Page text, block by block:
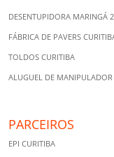
DESENTUPIDORA MARINGÁ
FÁBRICA DE PAVERS
TOLDOS CURITIBA
ALUGUEL DE MANIPULADOR
PARCEIROS
EPI CURITIBA